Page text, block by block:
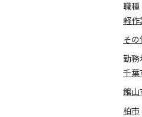
職種
軽作
そ
勤務
千葉
館山
柏市